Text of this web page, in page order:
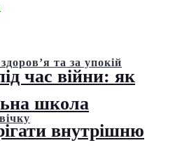
та за упокій
час війни: як
школа
внутрішню